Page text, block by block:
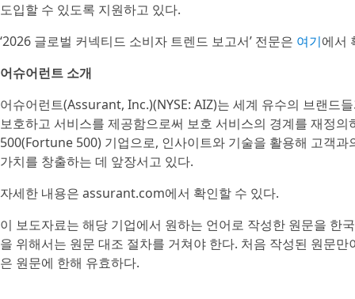
도입할 수 있도록 지원하고 있다.
‘2026 글로벌 커넥티드 소비자 트렌드 보고서’ 전문은 여기에서
어슈어런트 소개
어슈어런트(Assurant, Inc.)(NYSE: AIZ)는 세계 유수의 브랜드
보호하고 서비스를 제공함으로써 보호 서비스의 경계를 재정
500(Fortune 500) 기업으로, 인사이트와 기술을 활용해 고객
가치를 창출하는 데 앞장서고 있다.
자세한 내용은 assurant.com에서 확인할 수 있다.
이 보도자료는 해당 기업에서 원하는 언어로 작성한 원문을 한
을 위해서는 원문 대조 절차를 거쳐야 한다. 처음 작성된 원문
은 원문에 한해 유효하다.